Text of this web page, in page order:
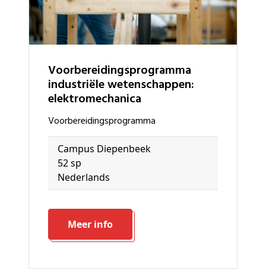
voorbereidingsprogramma
industriële wetenschappen:
elektromechanica
voorbereidingsprogramma
Campus Diepenbeek
52 sp
Nederlands
Meer info